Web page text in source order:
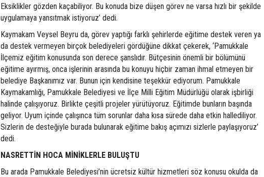
Eksiklikler gözden kaçabiliyor. Bu konuda bize düşen görev ne varsa hızlı bir şekilde
uygulamaya yansıtmak istiyoruz’ dedi.
Kaymakam Veysel Beyru da, görev yaptığı farklı şehirlerde eğitime destek veren ya
da destek vermeyen birçok belediyeleri gördüğüne dikkat çekerek, ‘Pamukkale
İlçemiz eğitim konusunda son derece şanslıdır. Bütçesinin önemli bir bölümünü
eğitime ayırmış, onca işlerinin arasında bu konuyu hiçbir zaman ihmal etmeyen bir
belediye Başkanımız var. Bunun için kendisine teşekkür ediyorum. Pamukkale
Kaymakamlığı, Pamukkale Belediyesi ve İlçe Milli Eğitim Müdürlüğü olarak işbirliği
halinde çalışıyoruz. Birlikte çeşitli projeler yürütüyoruz. Eğitimde bunların başında
geliyor. Uyum içinde çalışınca tüm sorunlar daha kısa sürede daha etkin hallediliyor.
Sizlerin de desteğiyle burada bulunarak eğitime bakış açımızı sizlerle paylaşıyoruz’
dedi.
NASRETTİN HOCA MİNİKLERLE BULUŞTU
Bu arada Pamukkale Belediyesi’nin ücretsiz kültür hizmetleri söz konusu okulda da